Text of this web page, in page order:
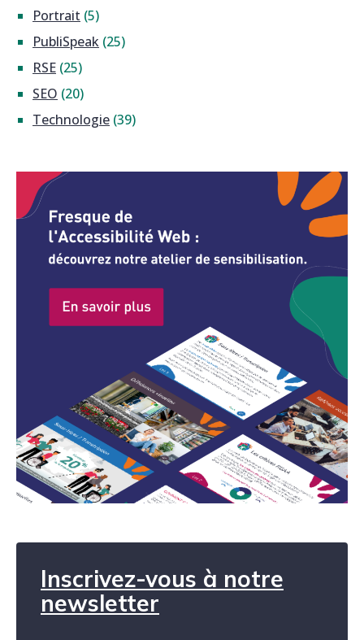
Portrait (5)
PubliSpeak (25)
RSE (25)
SEO (20)
Technologie (39)
Inscrivez-vous à notre
newsletter